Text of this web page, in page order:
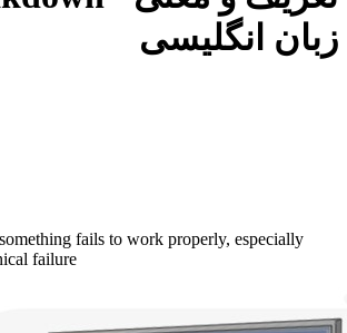
زبان انگلیسی
fails to work properly, especially
failure